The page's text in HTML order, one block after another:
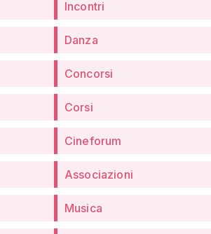
Incontri
Danza
Concorsi
Corsi
Cineforum
Associazioni
Musica